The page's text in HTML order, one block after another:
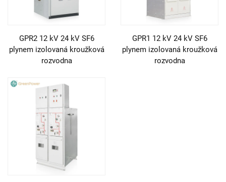
GPR2 12 kV 24 kV SF6
plynem izolovaná kroužková
rozvodna
GPR1 12 kV 24 kV SF6
plynem izolovaná kroužková
rozvodna